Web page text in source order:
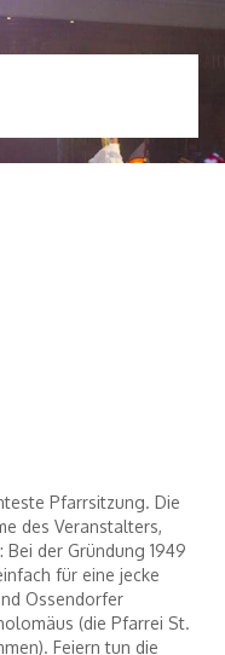
Pfarrsitzung. Die
des Veranstalters,
der Gründung 1949
für eine jecke
Ossendorfer
(die Pfarrei St.
Feiern tun die